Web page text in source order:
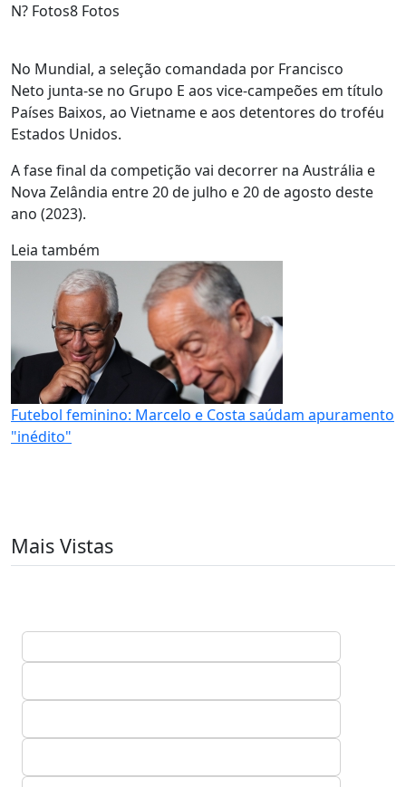
N? Fotos8 Fotos
No Mundial, a seleção comandada por Francisco
Neto junta-se no Grupo E aos vice-campeões em título
Países Baixos, ao Vietname e aos detentores do troféu
Estados Unidos.
A fase final da competição vai decorrer na Austrália e
Nova Zelândia entre 20 de julho e 20 de agosto deste
ano (2023).
Leia também
Futebol feminino: Marcelo e Costa saúdam apuramento
"inédito"
Mais Vistas